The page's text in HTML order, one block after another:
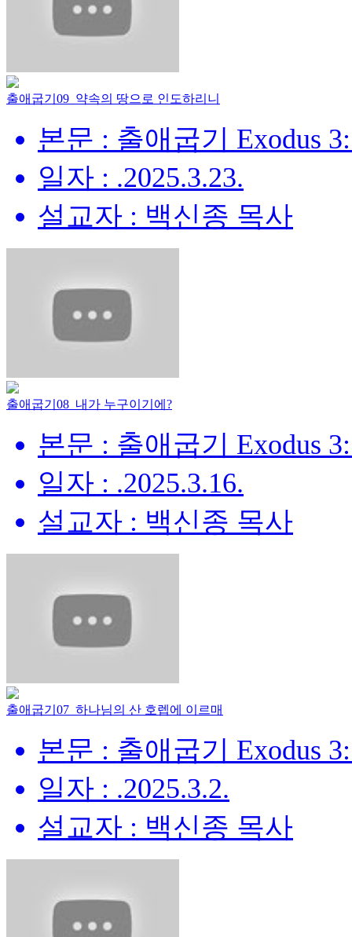
출애굽기09_약속의 땅으로 인도하리니
본문 : 출애굽기 Exodus
일자 : .2025.3.23.
설교자 : 백신종 목사
출애굽기08_내가 누구이기에?
본문 : 출애굽기 Exodus
일자 : .2025.3.16.
설교자 : 백신종 목사
출애굽기07_하나님의 산 호렙에 이르매
본문 : 출애굽기 Exodus
일자 : .2025.3.2.
설교자 : 백신종 목사